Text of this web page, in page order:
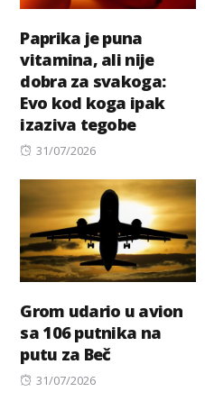
Paprika je puna
vitamina, ali nije
dobra za svakoga:
Evo kod koga ipak
izaziva tegobe
Posted
31/07/2026
Grom udario u avion
sa 106 putnika na
putu za Beč
Posted
31/07/2026